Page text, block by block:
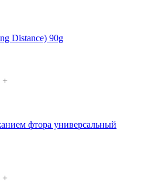
Distance) 90g
+
фтора универсальный
+